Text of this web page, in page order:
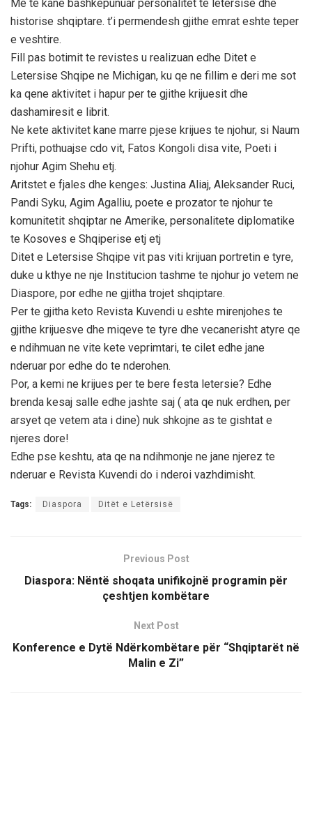
Me te kane bashkepunuar personalitet te letersise dhe
historise shqiptare. t’i permendesh gjithe emrat eshte teper
e veshtire.
Fill pas botimit te revistes u realizuan edhe Ditet e
Letersise Shqipe ne Michigan, ku qe ne fillim e deri me sot
ka qene aktivitet i hapur per te gjithe krijuesit dhe
dashamiresit e librit.
Ne kete aktivitet kane marre pjese krijues te njohur, si Naum
Prifti, pothuajse cdo vit, Fatos Kongoli disa vite, Poeti i
njohur Agim Shehu etj.
Aritstet e fjales dhe kenges: Justina Aliaj, Aleksander Ruci,
Pandi Syku, Agim Agalliu, poete e prozator te njohur te
komunitetit shqiptar ne Amerike, personalitete diplomatike
te Kosoves e Shqiperise etj etj
Ditet e Letersise Shqipe vit pas viti krijuan portretin e tyre,
duke u kthye ne nje Institucion tashme te njohur jo vetem ne
Diaspore, por edhe ne gjitha trojet shqiptare.
Per te gjitha keto Revista Kuvendi u eshte mirenjohes te
gjithe krijuesve dhe miqeve te tyre dhe vecanerisht atyre qe
e ndihmuan ne vite kete veprimtari, te cilet edhe jane
nderuar por edhe do te nderohen.
Por, a kemi ne krijues per te bere festa letersie? Edhe
brenda kesaj salle edhe jashte saj ( ata qe nuk erdhen, per
arsyet qe vetem ata i dine) nuk shkojne as te gishtat e
njeres dore!
Edhe pse keshtu, ata qe na ndihmonje ne jane njerez te
nderuar e Revista Kuvendi do i nderoi vazhdimisht.
Tags: Diaspora Ditët e Letërsisë
Previous Post
Diaspora: Nëntë shoqata unifikojnë programin për
çeshtjen kombëtare
Next Post
Konference e Dytë Ndërkombëtare për “Shqiptarët në
Malin e Zi”